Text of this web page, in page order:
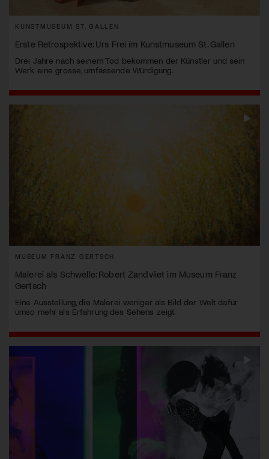
KUNSTMUSEUM ST. GALLEN
Erste Retrospektive: Urs Frei im Kunstmuseum St. Gallen
Drei Jahre nach seinem Tod bekommen der Künstler und sein
Werk eine grosse, umfassende Würdigung.
MUSEUM FRANZ GERTSCH
Malerei als Schwelle: Robert Zandvliet im Museum Franz
Gertsch
Eine Ausstellung, die Malerei weniger als Bild der Welt dafür
umso mehr als Erfahrung des Sehens zeigt.